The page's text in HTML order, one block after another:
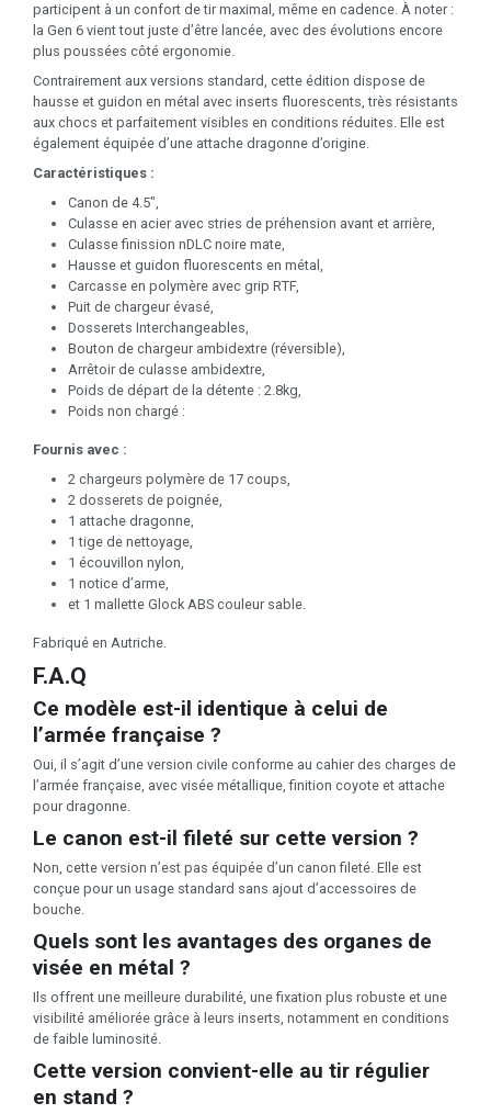
participent à un confort de tir maximal, même en cadence. À noter :
la Gen 6 vient tout juste d’être lancée, avec des évolutions encore
plus poussées côté ergonomie.
Contrairement aux versions standard, cette édition dispose de
hausse et guidon en métal avec inserts fluorescents, très résistants
aux chocs et parfaitement visibles en conditions réduites. Elle est
également équipée d’une attache dragonne d’origine.
Caractéristiques :
Canon de 4.5",
Culasse en acier avec stries de préhension avant et arrière,
Culasse finission nDLC noire mate,
Hausse et guidon fluorescents en métal,
Carcasse en polymère avec grip RTF,
Puit de chargeur évasé,
Dosserets Interchangeables,
Bouton de chargeur ambidextre (réversible),
Arrêtoir de culasse ambidextre,
Poids de départ de la détente : 2.8kg,
Poids non chargé :
Fournis avec :
2 chargeurs polymère de 17 coups,
2 dosserets de poignée,
1 attache dragonne,
1 tige de nettoyage,
1 écouvillon nylon,
1 notice d’arme,
et 1 mallette Glock ABS couleur sable.
Fabriqué en Autriche.
F.A.Q
Ce modèle est-il identique à celui de
l’armée française ?
Oui, il s’agit d’une version civile conforme au cahier des charges de
l’armée française, avec visée métallique, finition coyote et attache
pour dragonne.
Le canon est-il fileté sur cette version ?
Non, cette version n’est pas équipée d’un canon fileté. Elle est
conçue pour un usage standard sans ajout d’accessoires de
bouche.
Quels sont les avantages des organes de
visée en métal ?
Ils offrent une meilleure durabilité, une fixation plus robuste et une
visibilité améliorée grâce à leurs inserts, notamment en conditions
de faible luminosité.
Cette version convient-elle au tir régulier
en stand ?